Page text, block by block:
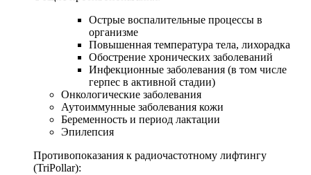
Острые воспалительные процессы в
организме
Повышенная температура тела, лихорадка
Обострение хронических заболеваний
Инфекционные заболевания (в том числе
герпес в активной стадии)
Онкологические заболевания
Аутоиммунные заболевания кожи
Беременность и период лактации
Эпилепсия
Противопоказания к радиочастотному лифтингу
(TriPollar):